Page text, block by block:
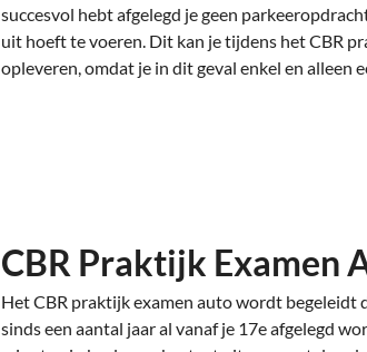
succesvol hebt afgelegd je geen
uit hoeft te voeren. Dit kan je tijdens het CBR
opleveren, omdat je in dit geval enkel en alleen
CBR Praktijk Examen
Het CBR praktijk examen auto wordt begeleidt
sinds een aantal jaar al vanaf je 17e afgelegd